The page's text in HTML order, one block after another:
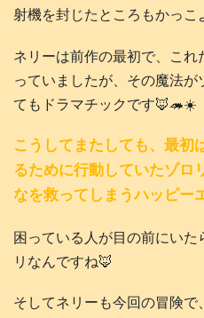
射機を封じたところもかっこ
ネリーは前作の最初で、こ
っていましたが、その魔法
てもドラマチックです🦊🦔☀️
こうしてまたしても、最初
るために行動していたゾロ
なを救ってしまうハッピー
困っている人が目の前にい
リなんですね🦊
そしてネリーも今回の冒険で